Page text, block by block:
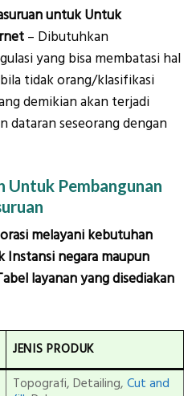
untuk Untuk
– Dibutuhkan
yang bisa membatasi hal
tidak orang/klasifikasi
demikian akan terjadi
dataran seseorang dengan
Pembangunan
melayani kebutuhan
Instansi negara maupun
layanan yang disediakan
JENIS PRODUK
Topografi, Detailing, Cut and